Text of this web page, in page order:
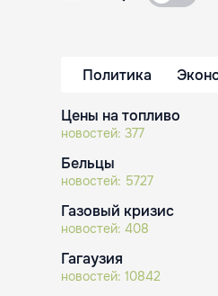
Политика
Цены на топливо
новостей: 377
Бельцы
новостей: 5727
Газовый кризис
новостей: 408
Гагаузия
новостей: 10842